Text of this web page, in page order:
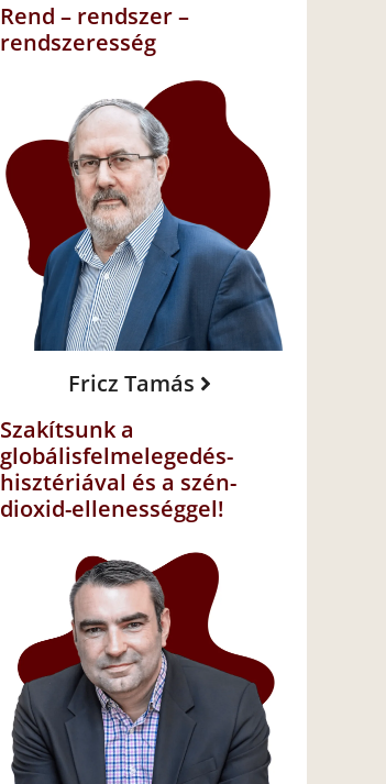
Rend – rendszer –
rendszeresség
Fricz Tamás
Szakítsunk a
globálisfelmelegedés-
hisztériával és a szén-
dioxid-ellenességgel!